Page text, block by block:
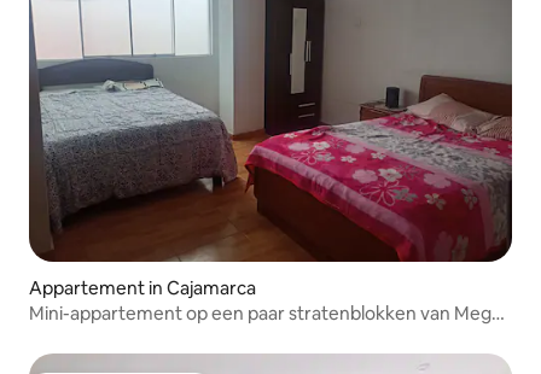
Appartement in Cajamarca
Mini-appartement op een paar stratenblokken van Mega